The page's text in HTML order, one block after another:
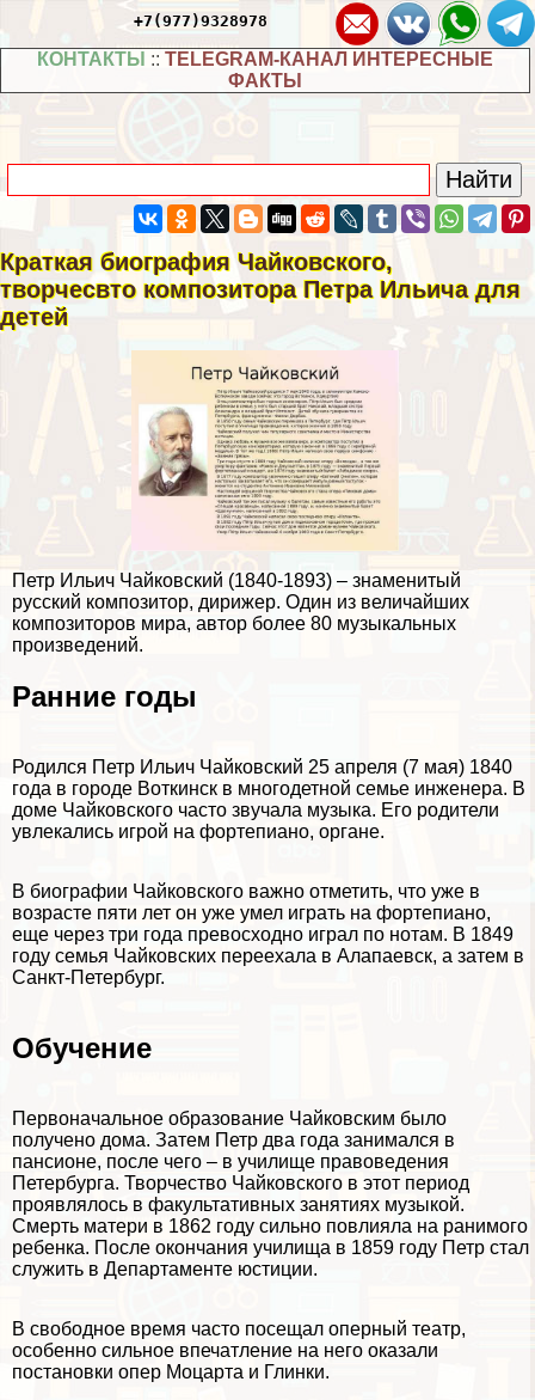
+7(977)9328978
КОНТАКТЫ :: TELEGRAM-КАНАЛ ИНТЕРЕСНЫЕ
ФАКТЫ
Краткая биография Чайковского,
творчесвто композитора Петра Ильича для
детей
Петр Ильич Чайковский (1840-1893) – знаменитый
русский композитор, дирижер. Один из величайших
композиторов мира, автор более 80 музыкальных
произведений.
Ранние годы
Родился Петр Ильич Чайковский 25 апреля (7 мая) 1840
года в городе Воткинск в многодетной семье инженера. В
доме Чайковского часто звучала музыка. Его родители
увлекались игрой на фортепиано, органе.
В биографии Чайковского важно отметить, что уже в
возрасте пяти лет он уже умел играть на фортепиано,
еще через три года превосходно играл по нотам. В 1849
году семья Чайковских переехала в Алапаевск, а затем в
Санкт-Петербург.
Обучение
Первоначальное образование Чайковским было
получено дома. Затем Петр два года занимался в
пансионе, после чего – в училище правоведения
Петербурга. Творчество Чайковского в этот период
проявлялось в факультативных занятиях музыкой.
Cмepть матери в 1862 году сильно повлияла на ранимого
ребенка. После окончания училища в 1859 году Петр стал
служить в Департаменте юстиции.
В свободное время часто посещал оперный театр,
особенно сильное впечатление на него оказали
постановки опер Моцарта и Глинки.